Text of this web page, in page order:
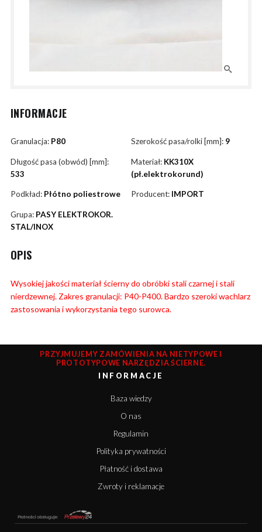
INFORMACJE
Granulacja: P80 Szerokość pasa/rolki [mm]: 9
Długość pasa (obwód) [mm]:
533
Materiał: KK310X
(pł.elektrokorund)
Podkład: Płótno poliestrowe Producent: IMPORT
Grupa: PASY ELEKTROKOR.
STAL/INOX
OPIS
Wysokiej jakości materiał ścierny do obróbki stali czarnej i stali
nierdzewnej. Zakres granulacji: P40-P400. Bardzo szeroki wachlarz
zastosowania i wykorzystania tego surowca.
PRZYJMUJEMY ZAMÓWIENIA NA NIETYPOWE I
PROTOTYPOWE NARZĘDZIA ŚCIERNE.
INFORMACJE
Baza wiedzy
O nas
Regulamin
Polityka prywatności
Płatność i dostawa
Zwroty i reklamacje